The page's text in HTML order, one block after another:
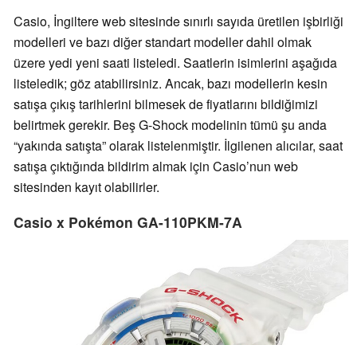
Casio, İngiltere web sitesinde sınırlı sayıda üretilen işbirliği
modelleri ve bazı diğer standart modeller dahil olmak
üzere yedi yeni saati listeledi. Saatlerin isimlerini aşağıda
listeledik; göz atabilirsiniz. Ancak, bazı modellerin kesin
satışa çıkış tarihlerini bilmesek de fiyatlarını bildiğimizi
belirtmek gerekir. Beş G-Shock modelinin tümü şu anda
“yakında satışta” olarak listelenmiştir. İlgilenen alıcılar, saat
satışa çıktığında bildirim almak için Casio’nun web
sitesinden kayıt olabilirler.
Casio x Pokémon GA-110PKM-7A